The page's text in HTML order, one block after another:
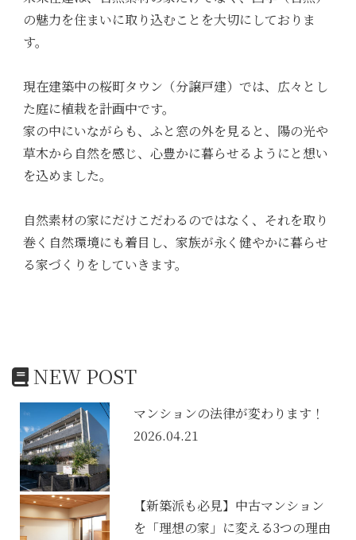
の魅力を住まいに取り込むことを大切にしておりま
す。
現在建築中の桜町タウン（分譲戸建）では、広々とし
た庭に植栽を計画中です。
家の中にいながらも、ふと窓の外を見ると、陽の光や
草木から自然を感じ、心豊かに暮らせるようにと想い
を込めました。
自然素材の家にだけこだわるのではなく、それを取り
巻く自然環境にも着目し、家族が永く健やかに暮らせ
る家づくりをしていきます。
NEW POST
マンションの法律が変わります！
2026.04.21
【新築派も必見】中古マンション
を「理想の家」に変える3つの理由